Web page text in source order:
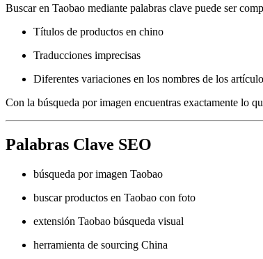
Buscar en Taobao mediante palabras clave puede ser
Títulos de productos en chino
Traducciones imprecisas
Diferentes variaciones en los nombres de los
Con la búsqueda por imagen encuentras exactamente lo
Palabras Clave SEO
búsqueda por imagen Taobao
buscar productos en Taobao con foto
extensión Taobao búsqueda visual
herramienta de sourcing China